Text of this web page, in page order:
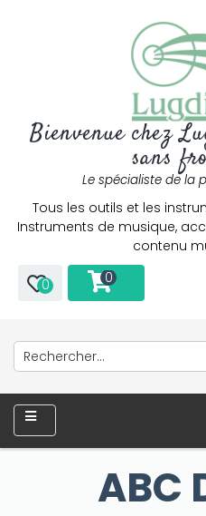
Bienvenue chez
sans
Le spécialiste de la
Tous les outils et les
Instruments de musique,
contenu
0 0
ABC